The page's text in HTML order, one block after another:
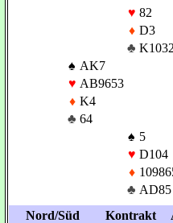
♥ 82
♦ D3
♣
♠ AK7
♥ AB9653
♦ K4
♣ 64
♠ 5
♥ D104
♦
♣ AD85
Nord/Süd
Kontrakt